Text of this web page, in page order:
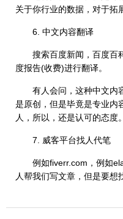
关于你行业的数据，对于拓
6. 中文内容翻译
搜索百度新闻，百度百
度报告(收费)进行翻译。
有人会问，这种中文内
是原创，但是毕竟是专业内
人，所以，还是认可的态度。
7. 威客平台找人代笔
例如fiverr.com，例如
人帮我们写文章，但是要想